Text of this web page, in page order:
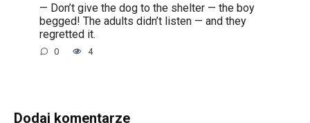
— Don’t give the dog to the shelter — the boy
begged! The adults didn’t listen — and they
regretted it.
0 4
Dodaj komentarze